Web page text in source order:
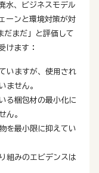
水、ビジネスモデル
ーンと環境対策が対
だまだ」と評価して
けます：
いますが、使用され
ません。
る梱包材の最小化に
ん。
を最小限に抑えてい
組みのエビデンスは